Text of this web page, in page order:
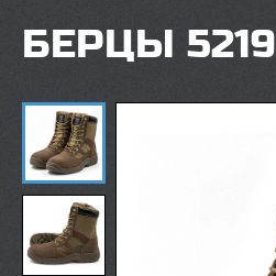
БЕРЦЫ 5219